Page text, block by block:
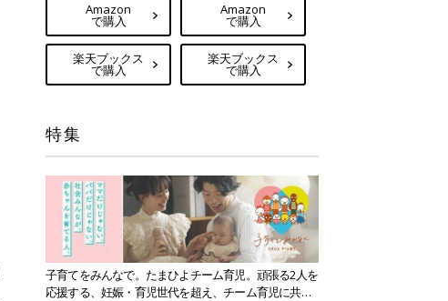
Amazon
で購入
楽天ブックス
で購入
Amazon
で購入
楽天ブックス
で購入
特集
子育てをみんなで。たまひよチーム育児。頑張る2人を
応援する、妊娠・育児世代を超え、チーム育児に共感